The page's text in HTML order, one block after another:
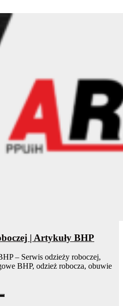
| Artykuły BHP
– Serwis odzieży roboczej,
BHP, odzież robocza, obuwie